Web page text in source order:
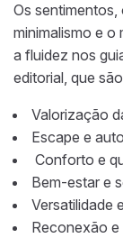
Os sentimentos,
minimalismo e o
a fluidez nos
editorial, que
Valorização
Escape e
Conforto e
Bem-estar e
Versatilidade
Reconexão e